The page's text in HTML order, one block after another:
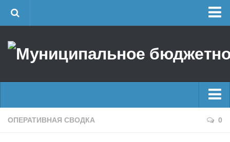
Об учреждении
Районные УГЗ
Поисково-спасательный отряд г. Уфы
Главные новости
ОПЕРАТИВНАЯ СВОДКА 0